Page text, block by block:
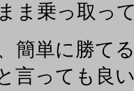
ま乗っ取っ
、簡単に勝
言っても良